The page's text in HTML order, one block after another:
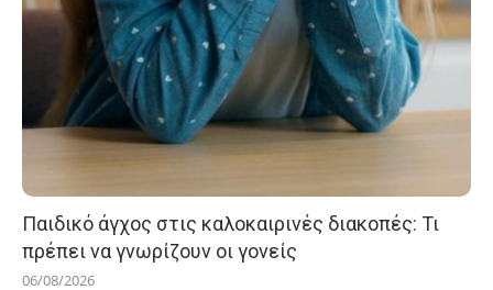
Παιδικό άγχος στις καλοκαιρινές διακοπές: Τι
πρέπει να γνωρίζουν οι γονείς
06/08/2026